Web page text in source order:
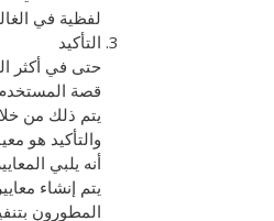
لفظية في
التأكيد
حتى في أكثر
قصة
يتم ذلك من
والتأكيد هو
أنه يلبي
يتم إنشاء
المطورون